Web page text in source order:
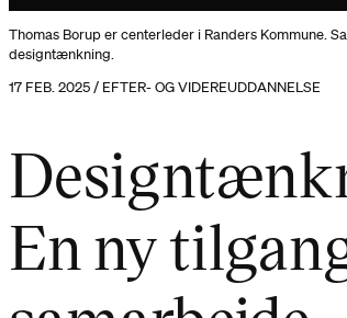
Thomas Borup er centerleder i Randers Kommune.
designtænkning.
17 FEB. 2025 / EFTER- OG VIDEREUDDANNELSE
En ny